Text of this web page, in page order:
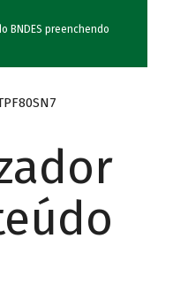
BNDES preenchendo